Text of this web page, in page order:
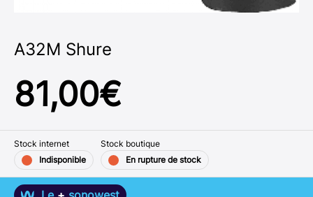
A32M Shure
81,00€
Stock internet
Indisponible
Stock boutique
En rupture de stock